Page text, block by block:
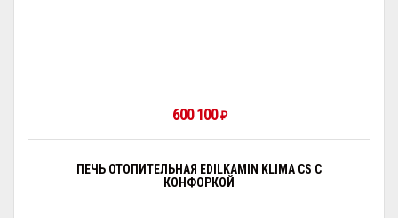
600 100₽
ПЕЧЬ ОТОПИТЕЛЬНАЯ EDILKAMIN KLIMA CS С
КОНФОРКОЙ